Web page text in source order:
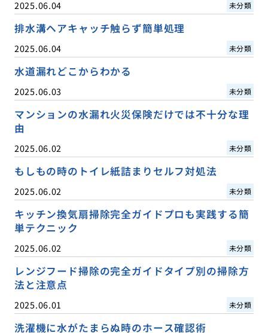
2025.06.04 未分類
排水溝ヘアキャッチ触らず簡単処理
2025.06.04 未分類
水道漏れどこからわかる
2025.06.03 未分類
マンションの水漏れ火災保険だけでは不十分な理
由
2025.06.02 未分類
もしもの時のトイレ紙詰まりセルフ対処法
2025.06.02 未分類
キッチン換気扇掃除完全ガイドプロも実践する簡
単テクニック
2025.06.02 未分類
レンジフード掃除の完全ガイドタイプ別の掃除方
法と注意点
2025.06.01 未分類
洗濯機に水がたまらぬ時のホース確認術